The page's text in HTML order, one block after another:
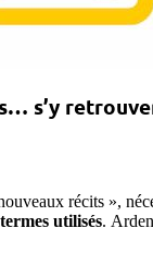
s’y
récits »,
utilisés.